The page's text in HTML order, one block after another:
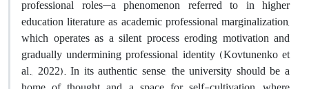
professional roles—a phenomenon referred to in higher
education literature as academic professional marginalization,
which operates as a silent process eroding motivation and
gradually undermining professional identity (Kovtunenko et
al., 2022). In its authentic sense, the university should be a